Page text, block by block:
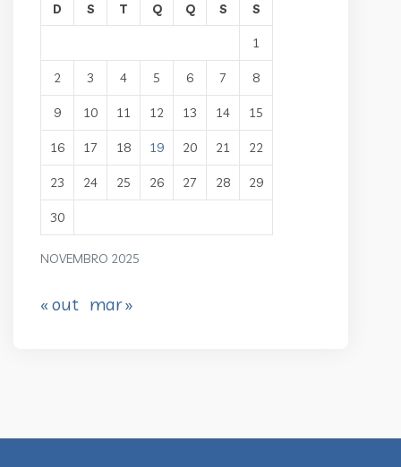
NOVEMBRO 2025
D S T Q Q S S
1
2 3 4 5 6 7 8
9 10 11 12 13 14 15
16 17 18 19 20 21 22
23 24 25 26 27 28 29
30
« out mar »